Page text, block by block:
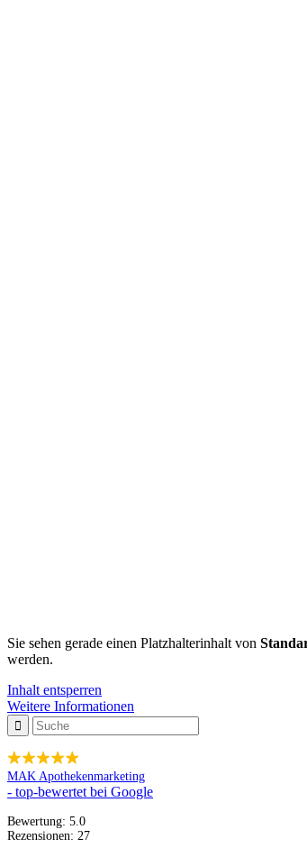
Sie sehen gerade einen Platzhalterinhalt von
werden.
Inhalt entsperren
Weitere Informationen
MAK Apothekenmarketing
- top-bewertet bei Google
Bewertung: 5.0
Rezensionen: 27